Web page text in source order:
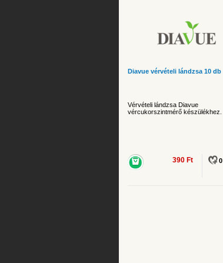
Diavue vérvételi lándzsa 10 db
Vérvételi lándzsa Diavue
vércukorszintmérő készülékhez.
390 Ft 0